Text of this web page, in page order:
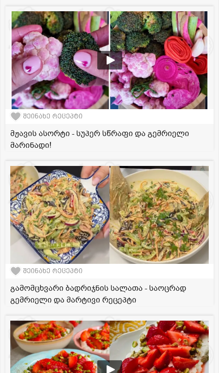
შეინახე რეცეპტი
მჟავის ასორტი - სუპერ სწრაფი და გემრიელი
მარინადი!
შეინახე რეცეპტი
გამომცხვარი ბადრიჯნის სალათა - საოცრად
გემრიელი და მარტივი რეცეპტი